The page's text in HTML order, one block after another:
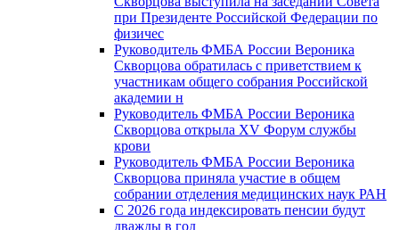
при Президенте Российской Федерации по
физичес
Руководитель ФМБА России Вероника
Скворцова обратилась с приветствием к
участникам общего собрания Российской
академии н
Руководитель ФМБА России Вероника
Скворцова открыла XV Форум службы
крови
Руководитель ФМБА России Вероника
Скворцова приняла участие в общем
собрании отделения медицинских наук РАН
С 2026 года индексировать пенсии будут
дважды в год